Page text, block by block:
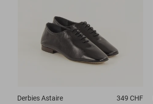
DerbiesAstaire 349 CHF